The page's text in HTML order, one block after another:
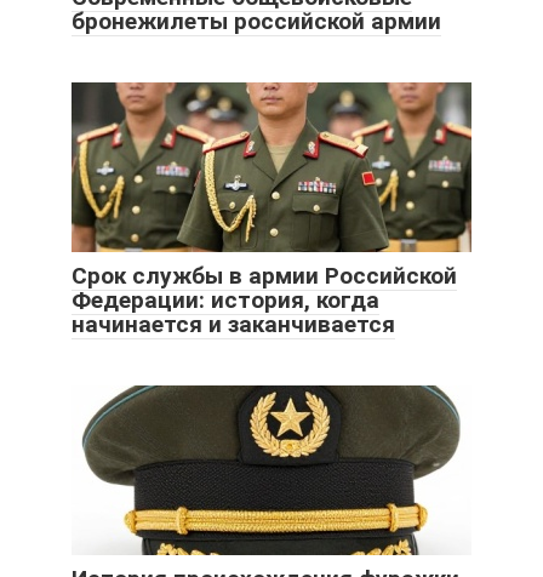
бронежилеты российской армии
Срок службы в армии Российской
Федерации: история, когда
начинается и заканчивается